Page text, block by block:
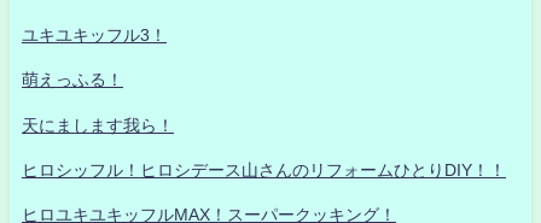
ユキユキッフル3！
萌えっふる！
天にまします我ら！
ヒロシッフル！ヒロシデース山さんのリフォームひとりDIY！！
ヒロユキユキッフルMAX！スーパークッキング！